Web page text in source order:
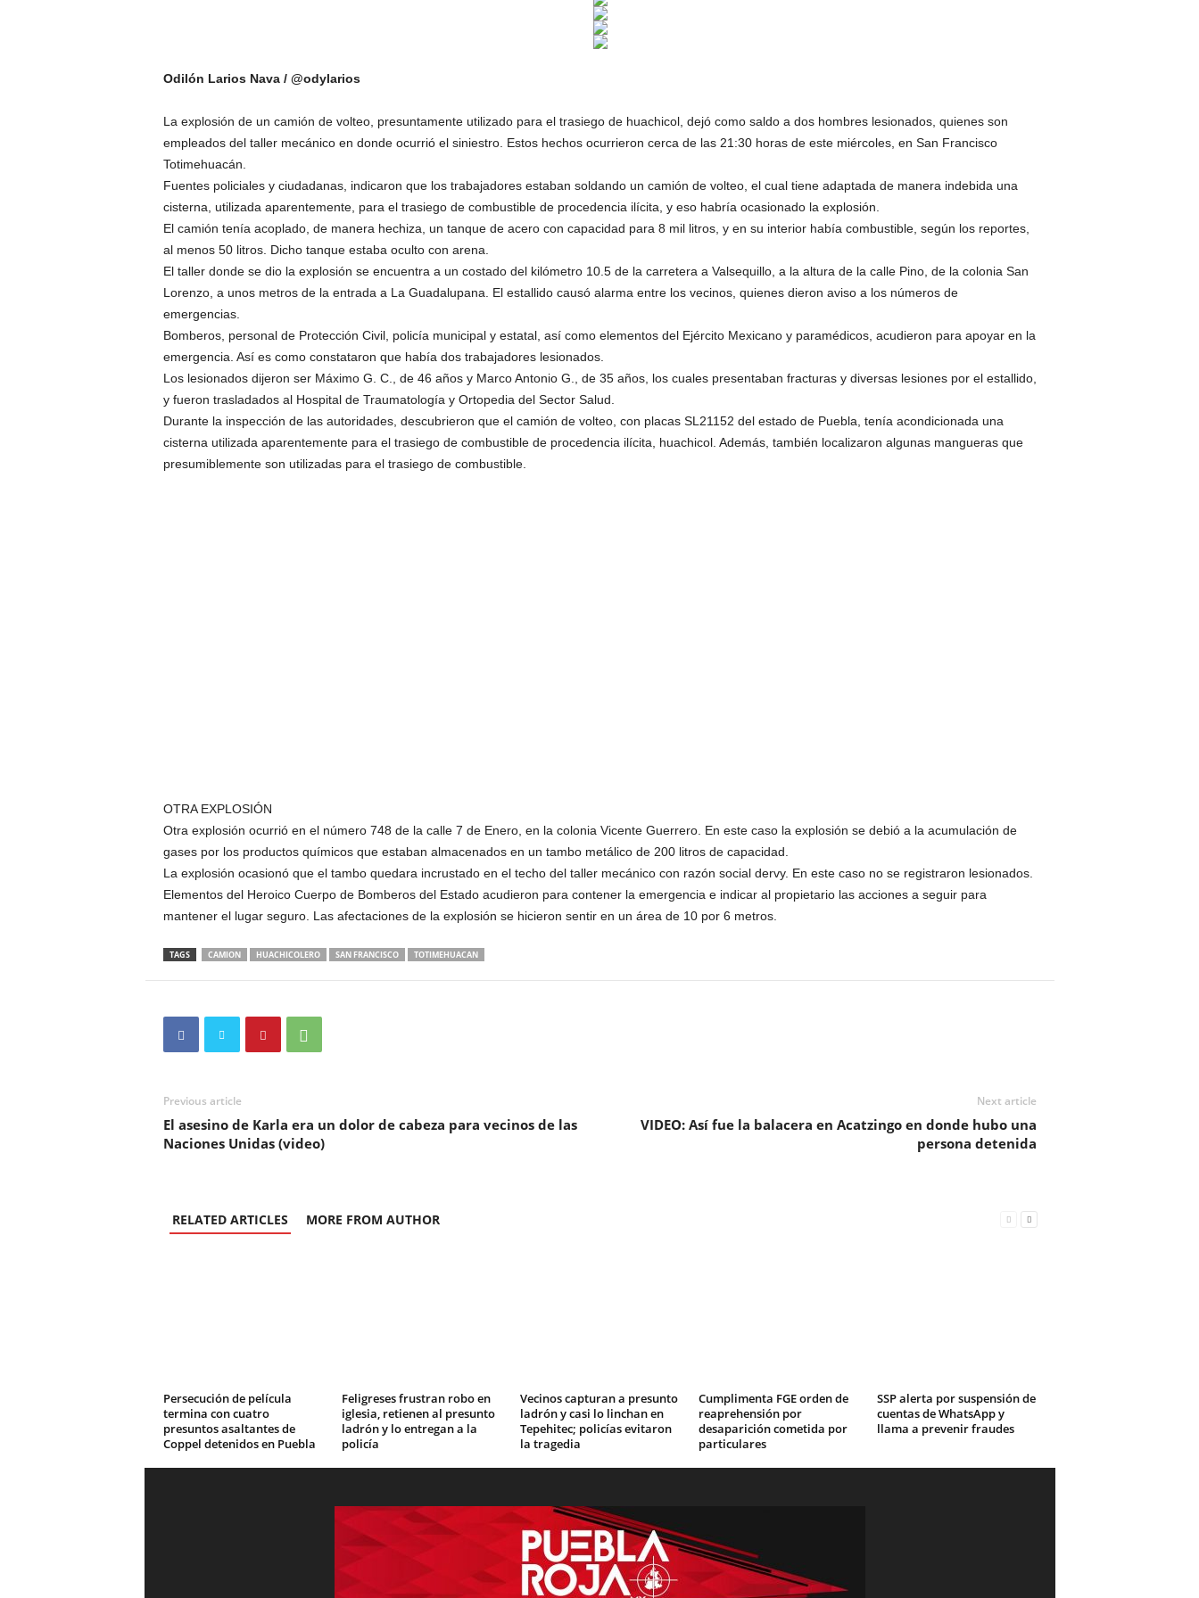
Odilón Larios Nava / @odylarios
La explosión de un camión de volteo, presuntamente utilizado para el trasiego de huachicol, dejó como saldo a dos hombres lesionados, quienes son
empleados del taller mecánico en donde ocurrió el siniestro. Estos hechos ocurrieron cerca de las 21:30 horas de este miércoles, en San Francisco
Totimehuacán.
Fuentes policiales y ciudadanas, indicaron que los trabajadores estaban soldando un camión de volteo, el cual tiene adaptada de manera indebida una
cisterna, utilizada aparentemente, para el trasiego de combustible de procedencia ilícita, y eso habría ocasionado la explosión.
El camión tenía acoplado, de manera hechiza, un tanque de acero con capacidad para 8 mil litros, y en su interior había combustible, según los reportes,
al menos 50 litros. Dicho tanque estaba oculto con arena.
El taller donde se dio la explosión se encuentra a un costado del kilómetro 10.5 de la carretera a Valsequillo, a la altura de la calle Pino, de la colonia San
Lorenzo, a unos metros de la entrada a La Guadalupana. El estallido causó alarma entre los vecinos, quienes dieron aviso a los números de
emergencias.
Bomberos, personal de Protección Civil, policía municipal y estatal, así como elementos del Ejército Mexicano y paramédicos, acudieron para apoyar en la
emergencia. Así es como constataron que había dos trabajadores lesionados.
Los lesionados dijeron ser Máximo G. C., de 46 años y Marco Antonio G., de 35 años, los cuales presentaban fracturas y diversas lesiones por el estallido,
y fueron trasladados al Hospital de Traumatología y Ortopedia del Sector Salud.
Durante la inspección de las autoridades, descubrieron que el camión de volteo, con placas SL21152 del estado de Puebla, tenía acondicionada una
cisterna utilizada aparentemente para el trasiego de combustible de procedencia ilícita, huachicol. Además, también localizaron algunas mangueras que
presumiblemente son utilizadas para el trasiego de combustible.
OTRA EXPLOSIÓN
Otra explosión ocurrió en el número 748 de la calle 7 de Enero, en la colonia Vicente Guerrero. En este caso la explosión se debió a la acumulación de
gases por los productos químicos que estaban almacenados en un tambo metálico de 200 litros de capacidad.
La explosión ocasionó que el tambo quedara incrustado en el techo del taller mecánico con razón social dervy. En este caso no se registraron lesionados.
Elementos del Heroico Cuerpo de Bomberos del Estado acudieron para contener la emergencia e indicar al propietario las acciones a seguir para
mantener el lugar seguro. Las afectaciones de la explosión se hicieron sentir en un área de 10 por 6 metros.
TAGS CAMION HUACHICOLERO SAN FRANCISCO TOTIMEHUACAN
Previous article
El asesino de Karla era un dolor de cabeza para vecinos de las
Naciones Unidas (video)
Next article
VIDEO: Así fue la balacera en Acatzingo en donde hubo una
persona detenida
RELATED ARTICLES MORE FROM AUTHOR
Persecución de película
termina con cuatro
presuntos asaltantes de
Coppel detenidos en Puebla
Feligreses frustran robo en
iglesia, retienen al presunto
ladrón y lo entregan a la
policía
Vecinos capturan a presunto
ladrón y casi lo linchan en
Tepehitec; policías evitaron
la tragedia
Cumplimenta FGE orden de
reaprehensión por
desaparición cometida por
particulares
SSP alerta por suspensión de
cuentas de WhatsApp y
llama a prevenir fraudes